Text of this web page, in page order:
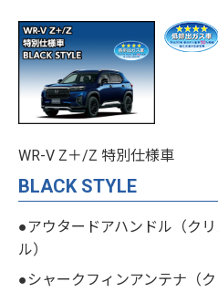
WR-V Z＋/Z 特別仕様車
BLACK STYLE
●アウタードアハンドル（ク
ル）
●シャークフィンアンテナ（